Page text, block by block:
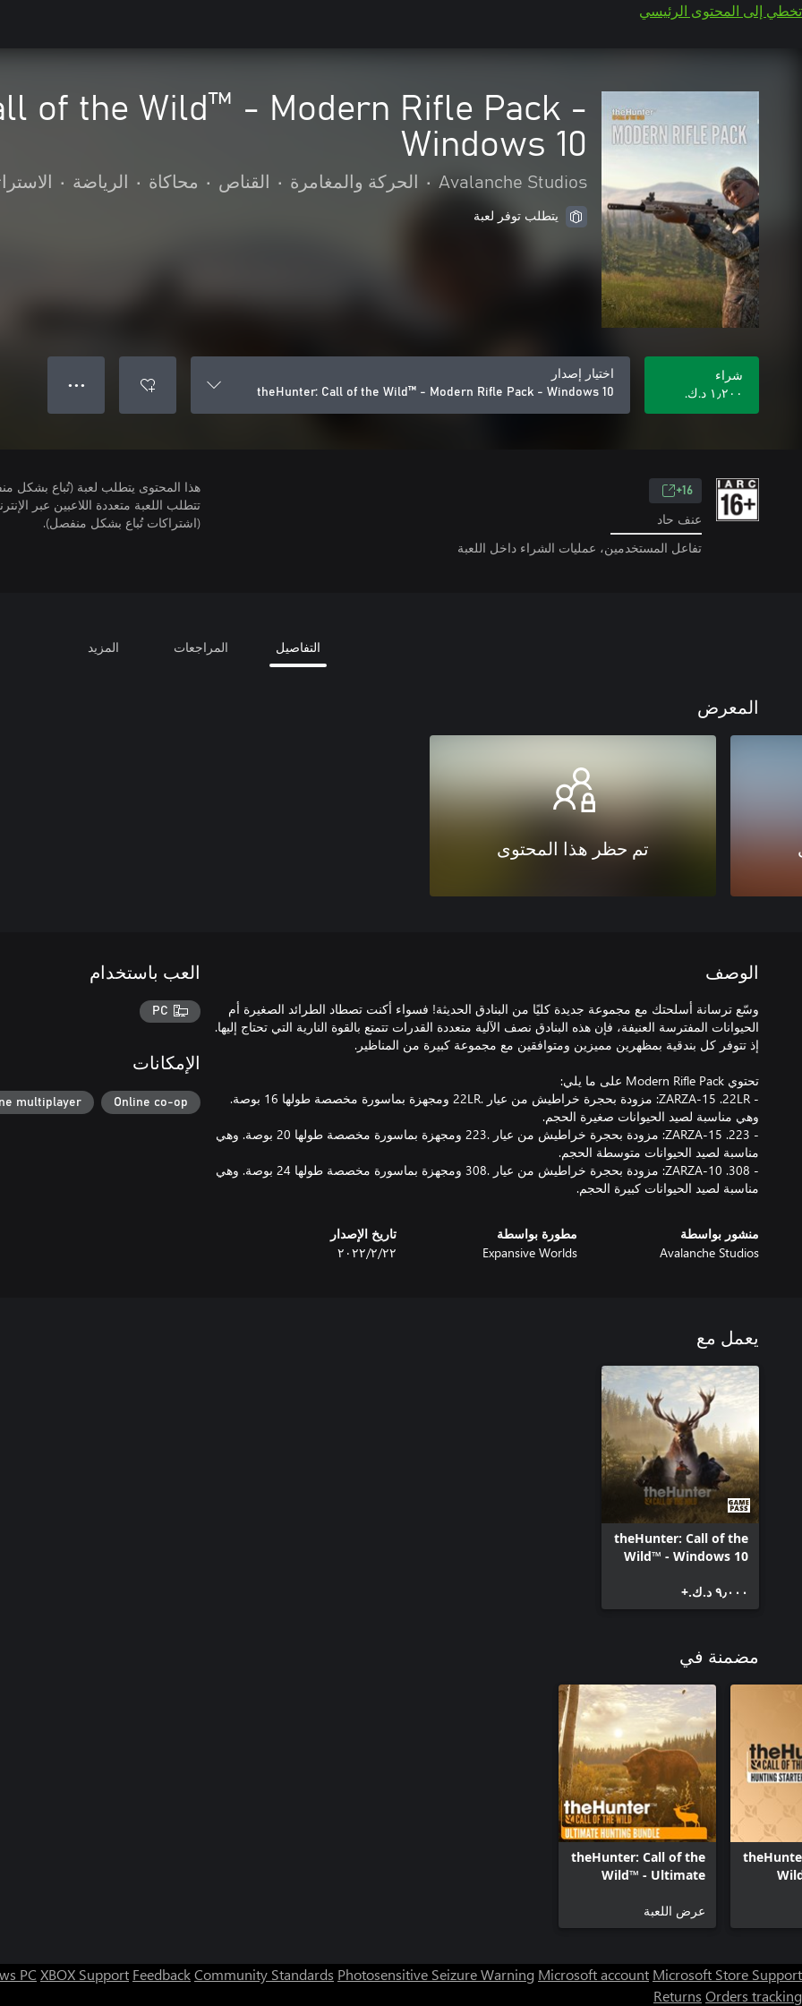
تخطي إلى المحتوى الرئيسي
of the Wild™ - Modern Rifle Pack -
Windows 10
Avalanche Studios
• الحركة والمغامرة • القناص • محاكاة • الرياضة •
يتطلب توفر لعبة
شراء
١٫٢٠٠ د.ك.‏
اختيار إصدار
theHunter: Call of the Wild™ - Modern Rifle Pack - Windows 10
● ● ●
16+
عنف حاد
تفاعل المستخدمين، عمليات الشراء داخل اللعبة
هذا المحتوى يتطلب لعبة (تُباع بشكل
(اشتراكات تُباع بشكل منفصل).
التفاصيل المراجعات المزيد
المعرض
تم حظر هذا المحتوى
الوصف
وسّع ترسانة أسلحتك مع مجموعة جديدة كليًا من البنادق الحديثة! فسواء أكنت تصطاد الطرائد الصغيرة أم
الحيوانات المفترسة العنيفة، فإن هذه البنادق نصف الآلية متعددة القدرات تتمتع بالقوة النارية التي تحتاج إليها.
- ZARZA-15 .22LR: مزودة بحجرة خراطيش من عيار .22LR ومجهزة بماسورة مخصصة طولها 16 بوصة.
- ZARZA-15 .223: مزودة بحجرة خراطيش من عيار .223 ومجهزة بماسورة مخصصة طولها 20 بوصة. وهي
- ZARZA-10 .308: مزودة بحجرة خراطيش من عيار .308 ومجهزة بماسورة مخصصة طولها 24 بوصة. وهي
مناسبة لصيد الحيوانات كبيرة الحجم.
منشور بواسطة
Avalanche Studios
مطورة بواسطة
Expansive Worlds
تاريخ الإصدار
٢٢‏/٢‏/٢٠٢٢
العب باستخدام
PC
الإمكانات
Online co-op
multiplayer
يعمل مع
theHunter: Call of the
Wild™ - Windows 10
٩٫٠٠٠ د.ك.‏+
مضمنة في
theHunter: Call of the
Wild™ - Ultimate
عرض اللعبة
PC XBOX Support FeedbackCommunity Standards Photosensitive Seizure Warning Microsoft account Microsoft Store Support
Returns Orders tracking